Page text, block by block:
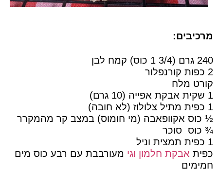
מרכיבים:
240 גרם (3/4 1 כוס) קמח לבן
2 כפות קורנפלור
קורט מלח
1 שקית אבקת אפייה (10 גרם)
1 כפית מתיל צלולוז (לא חובה)
½ כוס אקוופאבה (מי חומוס) במצב קר מהמקרר
¾ כוס סוכר
1 כפית תמצית וניל
כפית אבקת חלמון וגי מעורבבת עם רבע כוס מים
חמימים